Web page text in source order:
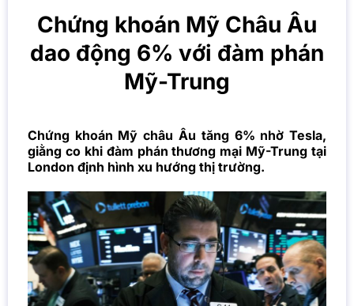
Chứng khoán Mỹ Châu Âu
dao động 6% với đàm phán
Mỹ-Trung
Chứng khoán Mỹ châu Âu tăng 6% nhờ Tesla,
giằng co khi đàm phán thương mại Mỹ-Trung tại
London định hình xu hướng thị trường.